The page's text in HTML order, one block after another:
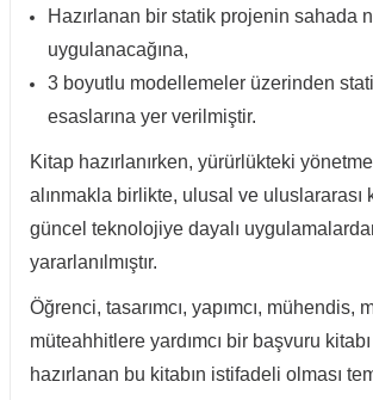
Hazırlanan bir statik projenin sahada
uygulanacağına,
3 boyutlu modellemeler üzerinden
esaslarına yer verilmiştir.
Kitap hazırlanırken, yürürlükteki
alınmakla birlikte, ulusal ve uluslararası
güncel teknolojiye dayalı
yararlanılmıştır.
Öğrenci, tasarımcı, yapımcı, mühendis,
müteahhitlere yardımcı bir başvuru
hazırlanan bu kitabın istifadeli olması